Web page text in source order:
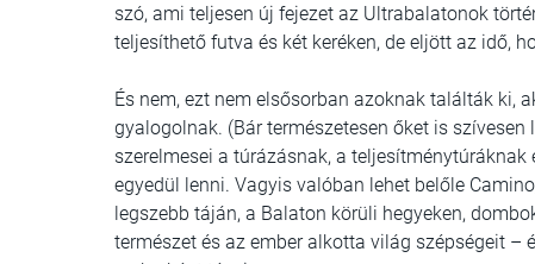
szó, ami teljesen új fejezet az Ultrabalatonok
teljesíthető futva és két keréken, de eljött az idő,
És nem, ezt nem elsősorban azoknak találták ki,
gyalogolnak. (Bár természetesen őket is
szerelmesei a túrázásnak, a
egyedül lenni. Vagyis valóban lehet belőle
legszebb táján, a Balaton körüli hegyeken,
természet és az ember alkotta világ szépségeit